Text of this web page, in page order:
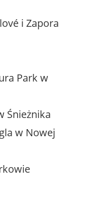
i Zapora
Park w
Śnieżnika
w Nowej